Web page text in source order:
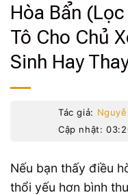
Hòa Bẩn
Tô Cho Chủ
Sinh Hay
Tác giả:
Cập nhật:
Nếu bạn thấy điều
thổi yếu hơn bình